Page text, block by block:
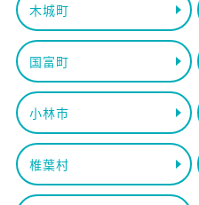
木城町
国富町
小林市
椎葉村